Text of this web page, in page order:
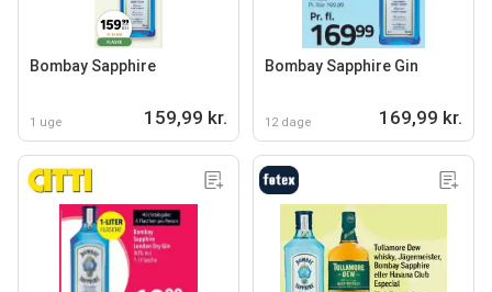
Bombay Sapphire
1 uge 159,99 kr.
Bombay Sapphire Gin
12 dage 169,99 kr.